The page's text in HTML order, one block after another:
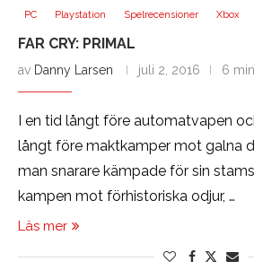
PC Playstation Spelrecensioner Xbox
FAR CRY: PRIMAL
av Danny Larsen juli 2, 2016 6
I en tid långt före automatvapen
långt före maktkamper mot galna
man snarare kämpade för sin
kampen mot förhistoriska odjur, …
Läs mer